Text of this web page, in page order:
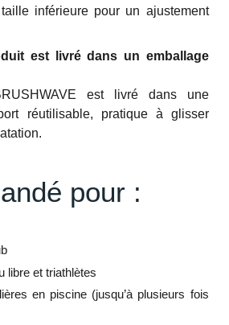
inférieure pour un ajustement
est livré dans un emballage
est livré dans une
réutilisable, pratique à glisser
pour :
libre et triathlètes
en piscine (jusqu’à plusieurs fois